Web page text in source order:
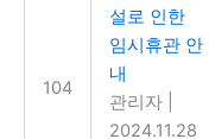
104
설로 인한
임시휴관 안
내
관리자
2024.11.28